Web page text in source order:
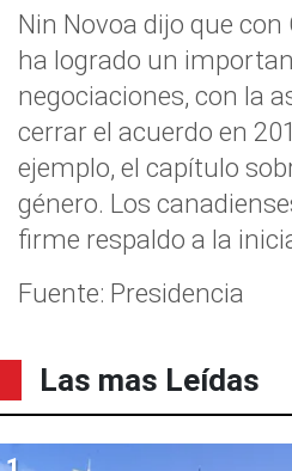
Nin Novoa dijo que
ha logrado un
negociaciones, con la
cerrar el acuerdo en
ejemplo, el capítulo
género. Los
firme respaldo a la
Fuente: Presidencia
Las mas Leídas